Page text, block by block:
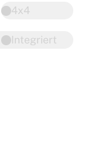
4x4
Integriert